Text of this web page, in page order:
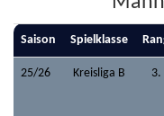
Saison Spielklasse
25/26 Kreisliga B 3.